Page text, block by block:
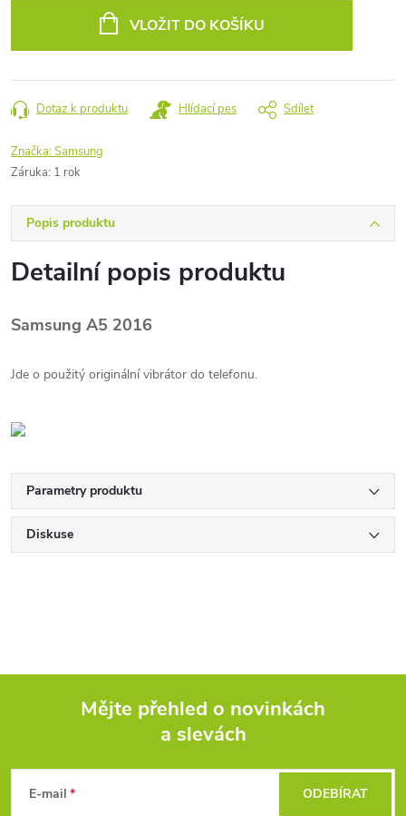
VLOŽIT DO KOŠÍKU
Dotaz k produktu Hlídací pes Sdílet
Značka:Samsung
Záruka: 1 rok
Popis produktu
Detailní popis produktu
Samsung A5 2016
Jde o použitý originální vibrátor do telefonu.
Parametry produktu
Diskuse
Mějte přehled o novinkách
a slevách
E-mail ODEBÍRAT